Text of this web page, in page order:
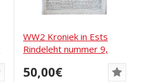
WW2 Kroniek in Ests
Rindeleht nummer 9,
50,00€